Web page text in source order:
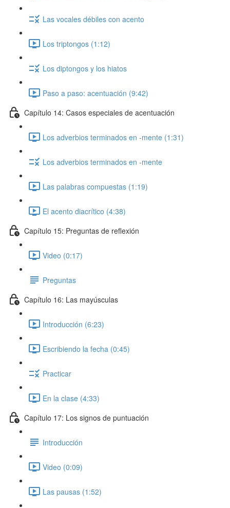
Las vocales débiles con acento
Los triptongos (1:12)
Los diptongos y los hiatos
Paso a paso: acentuación (9:42)
Capítulo 14: Casos especiales de acentuación
Los adverbios terminados en -mente (1:31)
Los adverbios terminados en -mente
Las palabras compuestas (1:19)
El acento diacrítico (4:38)
Capítulo 15: Preguntas de reflexión
Video (0:17)
Preguntas
Capítulo 16: Las mayúsculas
Introducción (6:23)
Escribiendo la fecha (0:45)
Practicar
En la clase (4:33)
Capítulo 17: Los signos de puntuación
Introducción
Video (0:09)
Las pausas (1:52)